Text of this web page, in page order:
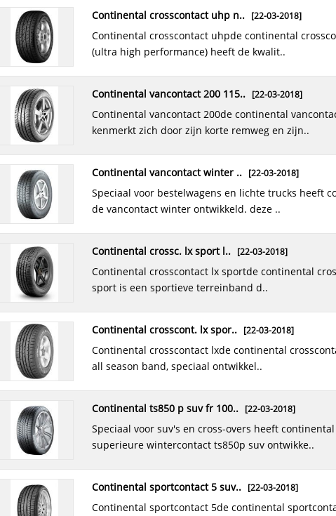
continental crosscontact uhp n.. [22-03-2018]
continental crosscontact uhpde continental crosscontact uhp
(ultra high performance) heeft de kwalit..
continental vancontact 200 115.. [22-03-2018]
continental vancontact 200de continental vancontact 200
kenmerkt zich door zijn korte remweg en zijn..
continental vancontact winter .. [22-03-2018]
speciaal voor bestelwagens en lichte trucks heeft continental
de vancontact winter ontwikkeld. deze ..
continental crossc. lx sport l.. [22-03-2018]
continental crosscontact lx sportde continental crosscontact lx
sport is een sportieve terreinband d..
continental crosscont. lx spor.. [22-03-2018]
continental crosscontact lxde continental crosscontact lx is een
all season band, speciaal ontwikkel..
continental ts850 p suv fr 100.. [22-03-2018]
speciaal voor suv's en cross-overs heeft continental de
superieure wintercontact ts850p suv ontwikke..
continental sportcontact 5 suv.. [22-03-2018]
continental sportcontact 5de continental sportcontact 5 is de